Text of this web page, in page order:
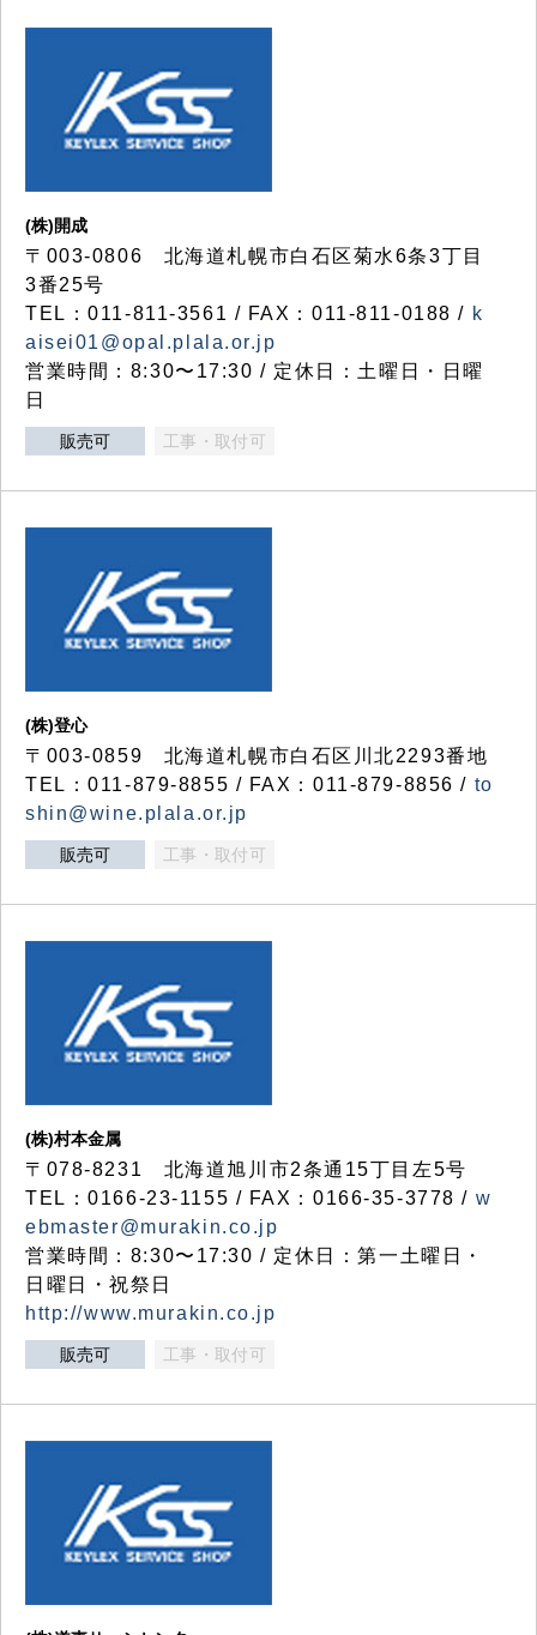
(株)開成
〒003-0806 北海道札幌市白石区菊水6条3丁目
3番25号
TEL：011-811-3561 / FAX：011-811-0188 / k
aisei01@opal.plala.or.jp
営業時間：8:30〜17:30 / 定休日：土曜日・日曜
日
販売可 工事・取付可
(株)登心
〒003-0859 北海道札幌市白石区川北2293番地
TEL：011-879-8855 / FAX：011-879-8856 / to
shin@wine.plala.or.jp
販売可 工事・取付可
(株)村本金属
〒078-8231 北海道旭川市2条通15丁目左5号
TEL：0166-23-1155 / FAX：0166-35-3778 / w
ebmaster@murakin.co.jp
営業時間：8:30〜17:30 / 定休日：第一土曜日・
日曜日・祝祭日
http://www.murakin.co.jp
販売可 工事・取付可